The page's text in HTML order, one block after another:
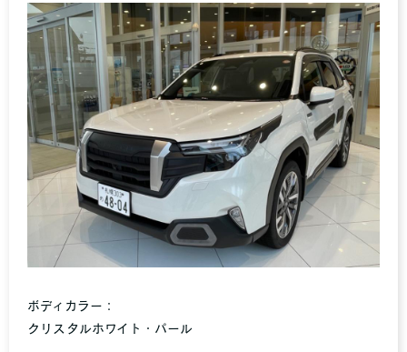
ボディカラー：
クリスタルホワイト・パール